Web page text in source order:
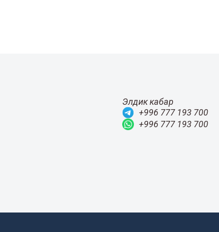
Элдик кабар
+996 777 193 700
+996 777 193 700